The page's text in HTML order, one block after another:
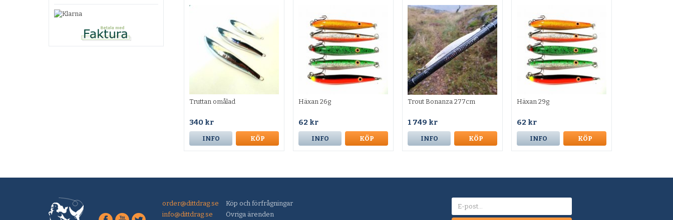
Truttan omålad
340 kr
INFO KÖP
Häxan 26g
62 kr
INFO KÖP
Trout Bonanza 277cm
1 749 kr
INFO KÖP
Häxan 29g
62 kr
INFO KÖP
order@dittdrag.se
Köp och förfrågningar
info@dittdrag.se
Övriga ärenden